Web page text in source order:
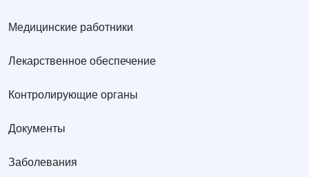
Медицинские работники
Лекарственное обеспечение
Контролирующие органы
Документы
Заболевания